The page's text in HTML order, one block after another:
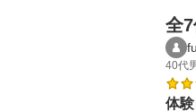
全
40代
体